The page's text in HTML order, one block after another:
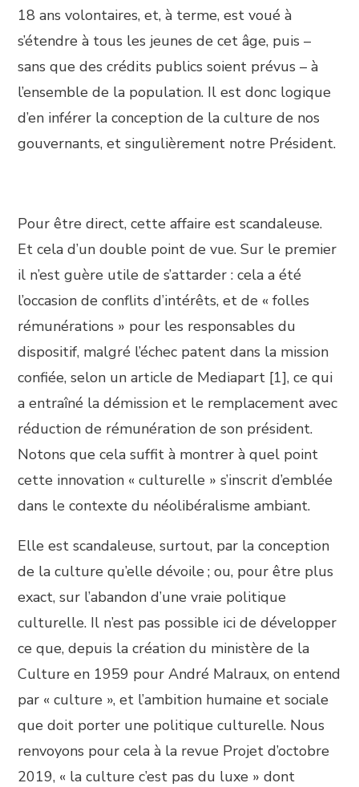
18 ans volontaires, et, à terme, est voué à
s’étendre à tous les jeunes de cet âge, puis –
sans que des crédits publics soient prévus – à
l’ensemble de la population. Il est donc logique
d’en inférer la conception de la culture de nos
gouvernants, et singulièrement notre Président.
Pour être direct, cette affaire est scandaleuse.
Et cela d’un double point de vue. Sur le premier
il n’est guère utile de s’attarder : cela a été
l’occasion de conflits d’intérêts, et de « folles
rémunérations » pour les responsables du
dispositif, malgré l’échec patent dans la mission
confiée, selon un article de Mediapart [1], ce qui
a entraîné la démission et le remplacement avec
réduction de rémunération de son président.
Notons que cela suffit à montrer à quel point
cette innovation « culturelle » s’inscrit d’emblée
dans le contexte du néolibéralisme ambiant.
Elle est scandaleuse, surtout, par la conception
de la culture qu’elle dévoile ; ou, pour être plus
exact, sur l’abandon d’une vraie politique
culturelle. Il n’est pas possible ici de développer
ce que, depuis la création du ministère de la
Culture en 1959 pour André Malraux, on entend
par « culture », et l’ambition humaine et sociale
que doit porter une politique culturelle. Nous
renvoyons pour cela à la revue Projet d’octobre
2019, « la culture c’est pas du luxe » dont